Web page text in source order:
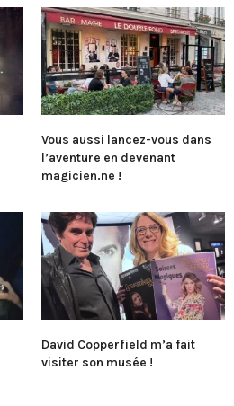
Vous aussi lancez-vous dans
l’aventure en devenant
magicien.ne !
David Copperfield m’a fait
visiter son musée !